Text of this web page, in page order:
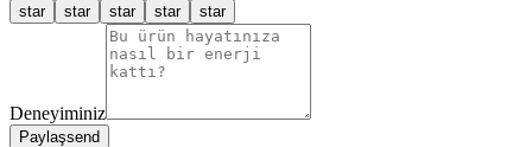
star star star star star
Deneyiminiz
Paylaşsend